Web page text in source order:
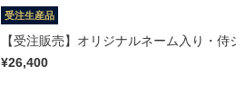
受注生産品
【受注販売】オリジナルネーム入り・侍
¥26,400